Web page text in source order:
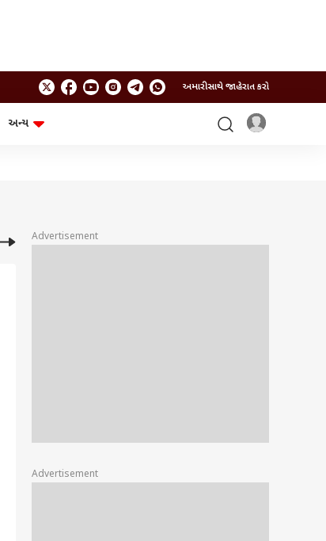
અમારી સાથે જાહેરાત કરો
અન્ય
Advertisement
Advertisement